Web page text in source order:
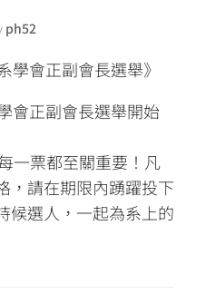
ph52
學會正副會長選舉》
會正副會長選舉開始
一票都至關重要！凡
，請在期限內踴躍投下
候選人，一起為系上的